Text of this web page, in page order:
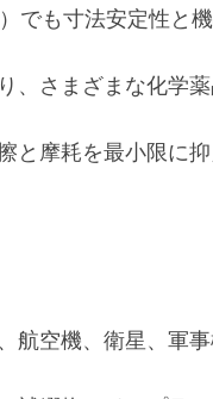
も寸法安定性と
、さまざまな化学
と摩耗を最小限に
航空機、衛星、軍